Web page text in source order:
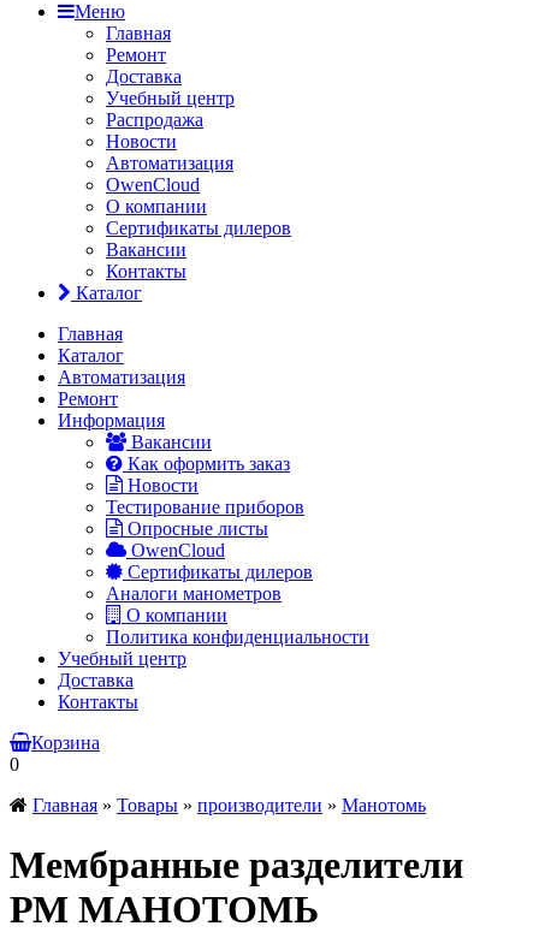
Меню
Главная
Ремонт
Доставка
Учебный центр
Распродажа
Новости
Автоматизация
OwenCloud
О компании
Сертификаты дилеров
Вакансии
Контакты
Каталог
Главная
Каталог
Автоматизация
Ремонт
Информация
Вакансии
Как оформить заказ
Новости
Тестирование приборов
Опросные листы
OwenCloud
Сертификаты дилеров
Аналоги манометров
О компании
Политика конфиденциальности
Учебный центр
Доставка
Контакты
Корзина
0
Главная » Товары » производители » Манотомь
Мембранные разделители
РМ МАНОТОМЬ